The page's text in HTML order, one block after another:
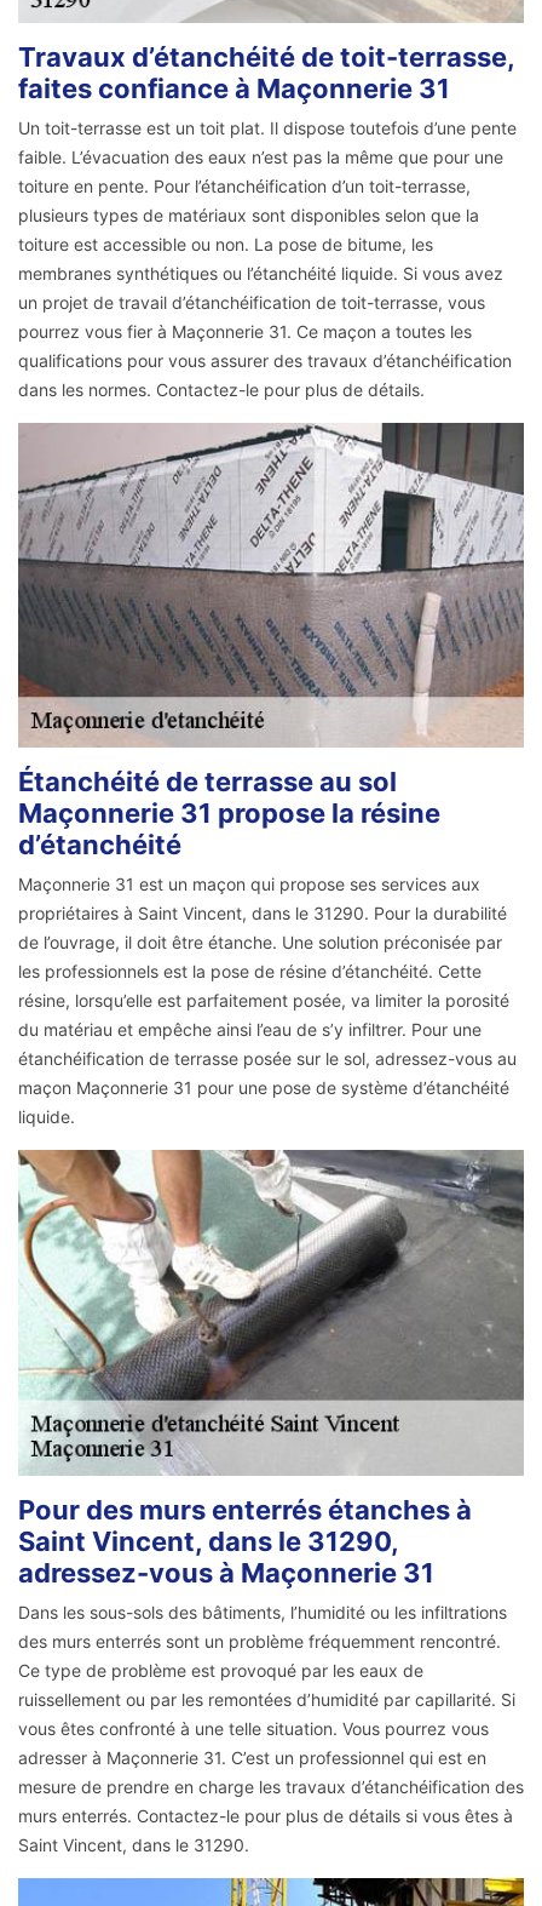
Travaux d’étanchéité de toit-terrasse,
faites confiance à Maçonnerie 31
Un toit-terrasse est un toit plat. Il dispose toutefois d’une pente
faible. L’évacuation des eaux n’est pas la même que pour une
toiture en pente. Pour l’étanchéification d’un toit-terrasse,
plusieurs types de matériaux sont disponibles selon que la
toiture est accessible ou non. La pose de bitume, les
membranes synthétiques ou l’étanchéité liquide. Si vous avez
un projet de travail d’étanchéification de toit-terrasse, vous
pourrez vous fier à Maçonnerie 31. Ce maçon a toutes les
qualifications pour vous assurer des travaux d’étanchéification
dans les normes. Contactez-le pour plus de détails.
Étanchéité de terrasse au sol
Maçonnerie 31 propose la résine
d’étanchéité
Maçonnerie 31 est un maçon qui propose ses services aux
propriétaires à Saint Vincent, dans le 31290. Pour la durabilité
de l’ouvrage, il doit être étanche. Une solution préconisée par
les professionnels est la pose de résine d’étanchéité. Cette
résine, lorsqu’elle est parfaitement posée, va limiter la porosité
du matériau et empêche ainsi l’eau de s’y infiltrer. Pour une
étanchéification de terrasse posée sur le sol, adressez-vous au
maçon Maçonnerie 31 pour une pose de système d’étanchéité
liquide.
Pour des murs enterrés étanches à
Saint Vincent, dans le 31290,
adressez-vous à Maçonnerie 31
Dans les sous-sols des bâtiments, l’humidité ou les infiltrations
des murs enterrés sont un problème fréquemment rencontré.
Ce type de problème est provoqué par les eaux de
ruissellement ou par les remontées d’humidité par capillarité. Si
vous êtes confronté à une telle situation. Vous pourrez vous
adresser à Maçonnerie 31. C’est un professionnel qui est en
mesure de prendre en charge les travaux d’étanchéification des
murs enterrés. Contactez-le pour plus de détails si vous êtes à
Saint Vincent, dans le 31290.